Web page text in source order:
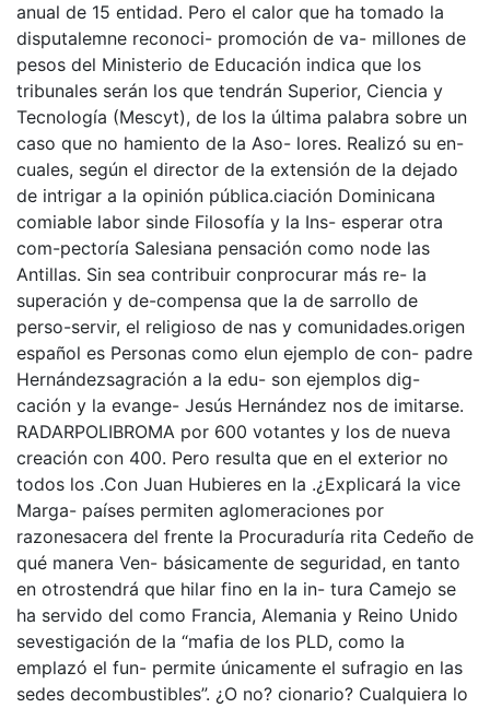
anual de 15 entidad. Pero el calor que ha tomado la
disputalemne reconoci- promoción de va- millones de
pesos del Ministerio de Educación indica que los
tribunales serán los que tendrán Superior, Ciencia y
Tecnología (Mescyt), de los la última palabra sobre un
caso que no hamiento de la Aso- lores. Realizó su en-
cuales, según el director de la extensión de la dejado
de intrigar a la opinión pública.ciación Dominicana
comiable labor sinde Filosofía y la Ins- esperar otra
com-pectoría Salesiana pensación como node las
Antillas. Sin sea contribuir conprocurar más re- la
superación y de-compensa que la de sarrollo de
perso-servir, el religioso de nas y comunidades.origen
español es Personas como elun ejemplo de con- padre
Hernándezsagración a la edu- son ejemplos dig-
cación y la evange- Jesús Hernández nos de imitarse.
RADARPOLIBROMA por 600 votantes y los de nueva
creación con 400. Pero resulta que en el exterior no
todos los .Con Juan Hubieres en la .¿Explicará la vice
Marga- países permiten aglomeraciones por
razonesacera del frente la Procuraduría rita Cedeño de
qué manera Ven- básicamente de seguridad, en tanto
en otrostendrá que hilar fino en la in- tura Camejo se
ha servido del como Francia, Alemania y Reino Unido
sevestigación de la “mafia de los PLD, como la
emplazó el fun- permite únicamente el sufragio en las
sedes decombustibles”. ¿O no? cionario? Cualquiera lo